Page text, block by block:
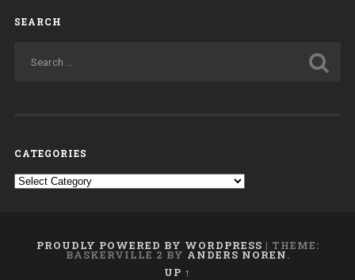
SEARCH
CATEGORIES
Categories
PROUDLY POWERED BY WORDPRESS | THEME:
BASKERVILLE 2 BY ANDERS NOREN.
UP ↑